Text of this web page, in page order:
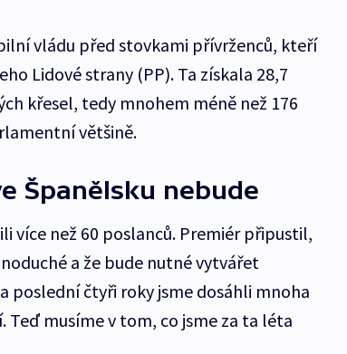
vládu před stovkami přívrženců, kteří
Lidové strany (PP). Ta získala 28,7
křesel, tedy mnohem méně než 176
většině.
Španělsku nebude
více než 60 poslanců. Premiér připustil,
a že bude nutné vytvářet
poslední čtyři roky jsme dosáhli mnoha
Teď musíme v tom, co jsme za ta léta